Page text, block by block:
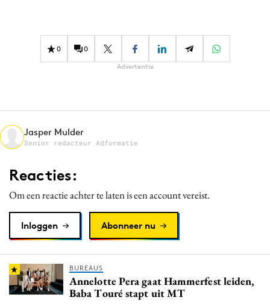
Effectiviteit
Interne communicatie
Martech
Media
Merkstrategie
Purpose Marketing
Reputatie & crisis
0 0
Advertentie
Jasper Mulder
Senior redacteur Adformatie
Reacties:
Om een reactie achter te laten is een account vereist.
Inloggen Abonneer nu
BUREAUS
Annelotte Pera gaat Hammerfest leiden,
Baba Touré stapt uit MT